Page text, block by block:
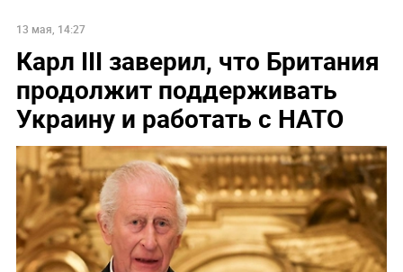
13 мая, 14:27
Карл III заверил, что Британия
продолжит поддерживать
Украину и работать с НАТО